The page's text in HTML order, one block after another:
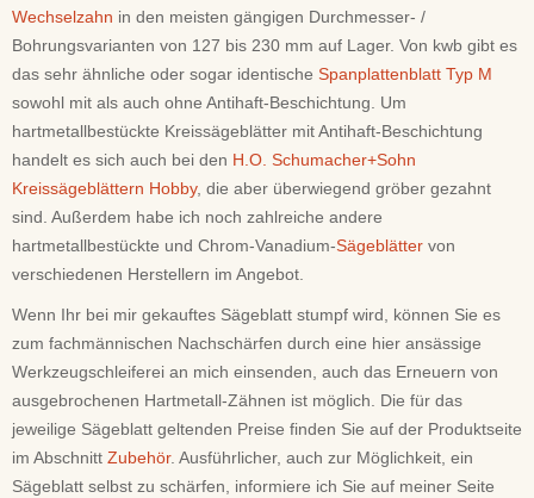
Wechselzahn in den meisten gängigen Durchmesser- /
Bohrungsvarianten von 127 bis 230 mm auf Lager. Von kwb gibt es
das sehr ähnliche oder sogar identische Spanplattenblatt Typ M
sowohl mit als auch ohne Antihaft-Beschichtung. Um
hartmetallbestückte Kreissägeblätter mit Antihaft-Beschichtung
handelt es sich auch bei den H.O. Schumacher+Sohn
Kreissägeblättern Hobby, die aber überwiegend gröber gezahnt
sind. Außerdem habe ich noch zahlreiche andere
hartmetallbestückte und Chrom-Vanadium-Sägeblätter von
verschiedenen Herstellern im Angebot.
Wenn Ihr bei mir gekauftes Sägeblatt stumpf wird, können Sie es
zum fachmännischen Nachschärfen durch eine hier ansässige
Werkzeugschleiferei an mich einsenden, auch das Erneuern von
ausgebrochenen Hartmetall-Zähnen ist möglich. Die für das
jeweilige Sägeblatt geltenden Preise finden Sie auf der Produktseite
im Abschnitt Zubehör. Ausführlicher, auch zur Möglichkeit, ein
Sägeblatt selbst zu schärfen, informiere ich Sie auf meiner Seite